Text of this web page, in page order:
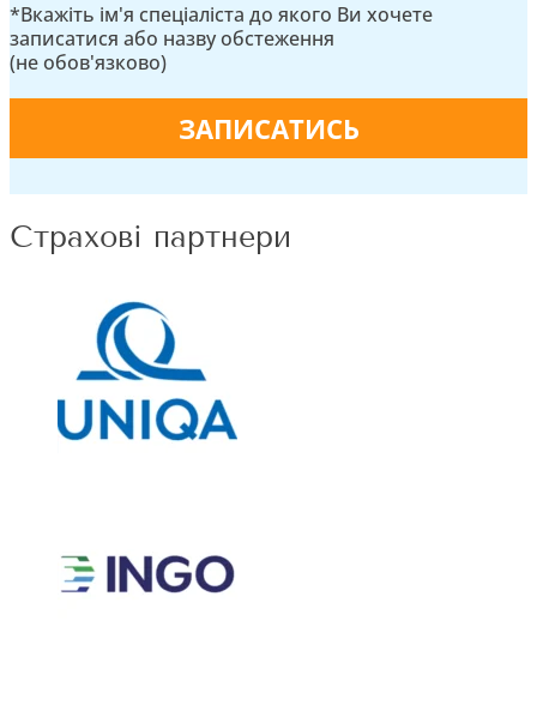
*Вкажіть ім'я спеціаліста до якого Ви хочете
записатися або назву обстеження
(не обов'язково)
Страхові партнери